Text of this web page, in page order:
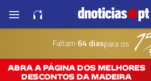
Faltam 64 diaspara os